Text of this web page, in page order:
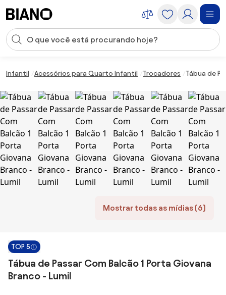
Entrada de pesquisa
Infantil Acessórios para Quarto Infantil Trocadores Tábua de
Mostrar todas as mídias (6)
TOP 5
Tábua de Passar Com Balcão 1 Porta Giovana
Branco - Lumil